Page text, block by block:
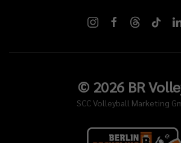
© 2026BR
SCC Volleyball Marketing